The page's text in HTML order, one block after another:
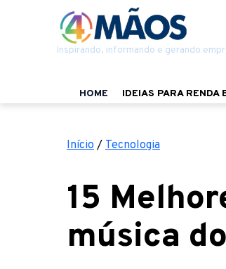
Inspirando, informando e gerando
HOME IDEIAS PARA RENDA
Início / Tecnologia
15
música